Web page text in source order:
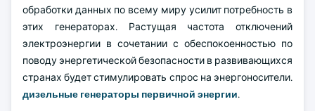
обработки данных по всему миру усилит потребность в
этих генераторах. Растущая частота отключений
электроэнергии в сочетании с обеспокоенностью по
поводу энергетической безопасности в развивающихся
странах будет стимулировать спрос на энергоносители.
дизельные генераторы первичной энергии.